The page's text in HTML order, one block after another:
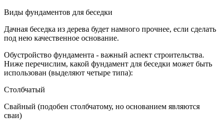
Виды фундаментов для беседки
Дачная беседка из дерева будет намного прочнее, если сделать
под нею качественное основание.
Обустройство фундамента - важный аспект строительства.
Ниже перечислим, какой фундамент для беседки может быть
использован (выделяют четыре типа):
Столбчатый
Свайный (подобен столбчатому, но основанием являются
сваи)